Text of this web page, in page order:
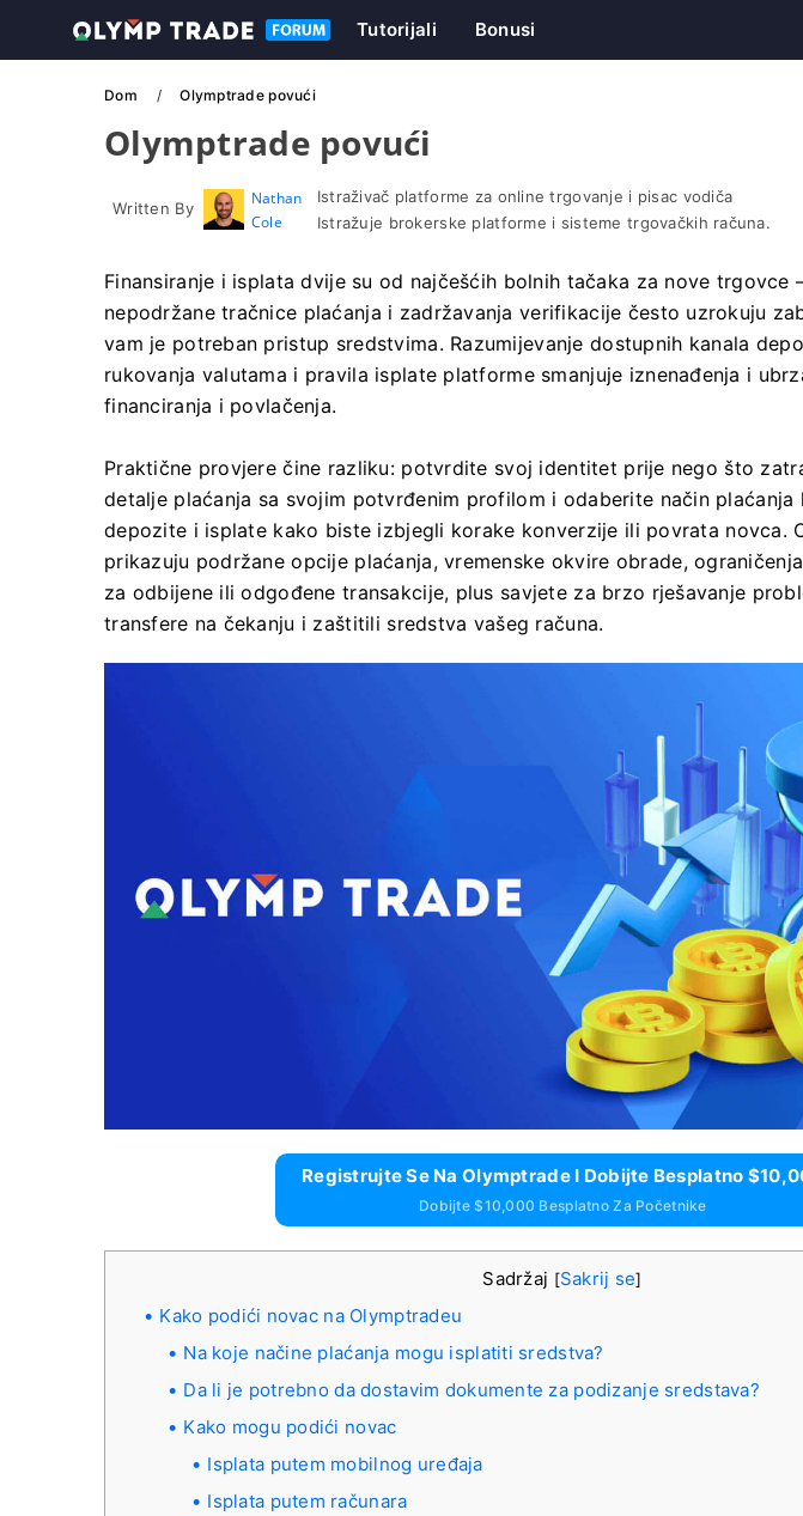
Tutorijali Bonusi
Dom Olymptrade povući
Olymptrade povući
Written By
Nathan
Cole
Istraživač platforme za online trgovanje i pisac vodiča
Istražuje brokerske platforme i sisteme trgovačkih računa.
Finansiranje i isplata dvije su od najčešćih bolnih tačaka za nove trgovce
nepodržane tračnice plaćanja i zadržavanja verifikacije često uzrokuju
vam je potreban pristup sredstvima. Razumijevanje dostupnih kanala
rukovanja valutama i pravila isplate platforme smanjuje iznenađenja i
financiranja i povlačenja.
Praktične provjere čine razliku: potvrdite svoj identitet prije nego što
detalje plaćanja sa svojim potvrđenim profilom i odaberite način plaćanja
depozite i isplate kako biste izbjegli korake konverzije ili povrata novca.
prikazuju podržane opcije plaćanja, vremenske okvire obrade,
za odbijene ili odgođene transakcije, plus savjete za brzo rješavanje
transfere na čekanju i zaštitili sredstva vašeg računa.
Registrujte Se Na Olymptrade I Dobijte Besplatno
Dobijte $10,000 Besplatno Za Početnike
Sadržaj [Sakrij se]
Kako podići novac na Olymptradeu
Na koje načine plaćanja mogu isplatiti sredstva?
Da li je potrebno da dostavim dokumente za podizanje sredstava?
Kako mogu podići novac
Isplata putem mobilnog uređaja
Isplata putem računara